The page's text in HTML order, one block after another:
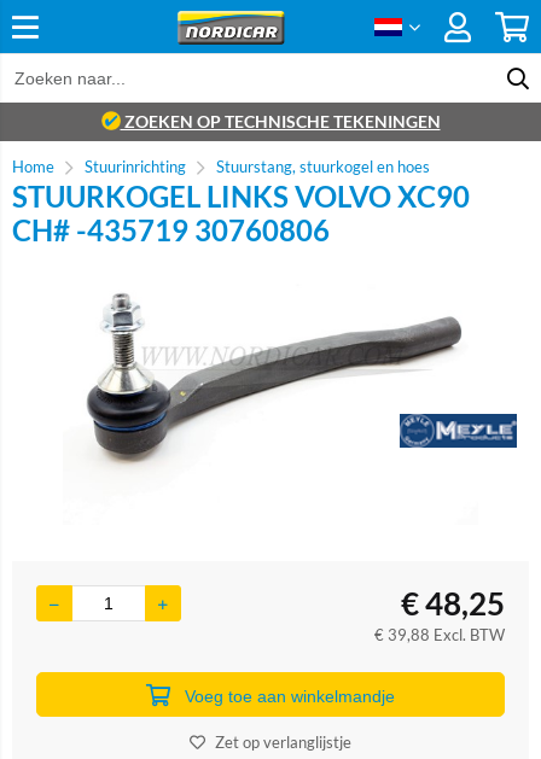
ZOEKEN OP TECHNISCHE TEKENINGEN
Home Stuurinrichting Stuurstang, stuurkogel en hoes
STUURKOGEL LINKS VOLVO XC90
CH# -435719 30760806
Brand
€48,25
€ 39,88 Excl. BTW
Voeg toe aan winkelmandje
Zet op verlanglijstje